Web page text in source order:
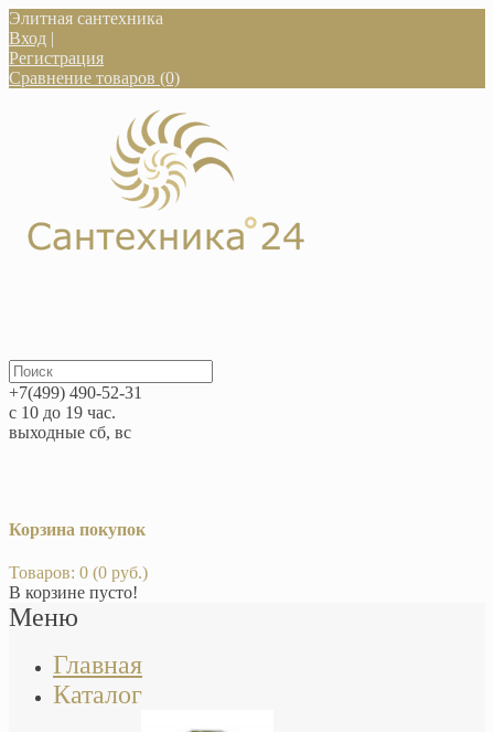
Элитная сантехника
Вход |
Регистрация
Сравнение товаров (0)
+7(499) 490-52-31
с 10 до 19 час.
выходные сб, вс
Корзина покупок
Товаров: 0 (0 руб.)
В корзине пусто!
Меню
Главная
Каталог